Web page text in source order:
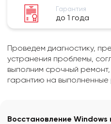
Гарантия
до 1 года
Проведем диагностику,
устранения проблемы,
выполним срочный
гарантию на выполненные
Восстановление